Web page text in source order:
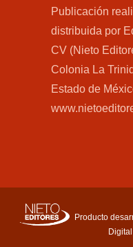
Publicación
distribuida por
CV (Nieto
Colonia La
Estado de
Producto